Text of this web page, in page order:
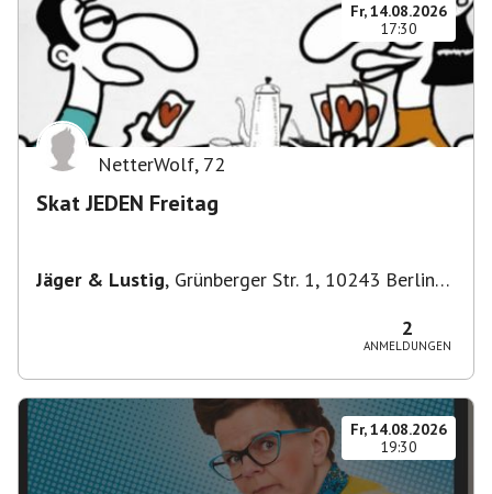
Fr, 14.08.2026
17:30
NetterWolf, 72
Skat JEDEN Freitag
Jäger & Lustig, Grünberger Str. 1, 10243 Berlin-
2
ANMELDUNGEN
Fr, 14.08.2026
19:30